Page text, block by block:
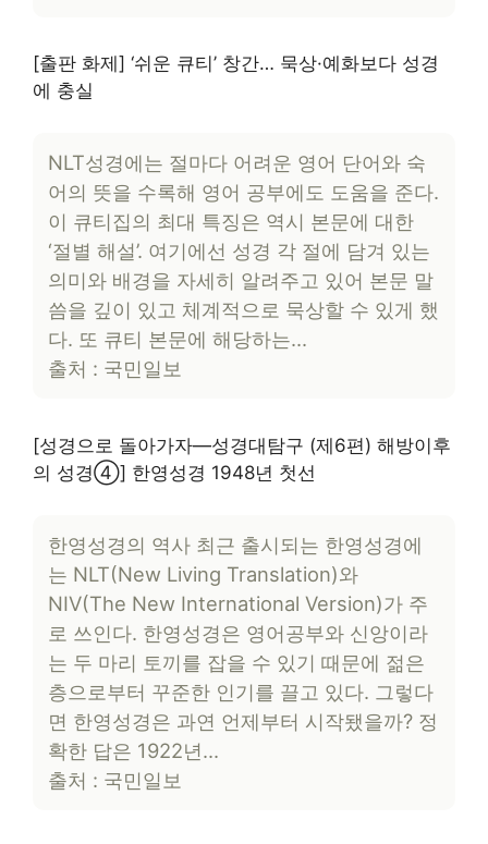
[출판 화제] ‘쉬운 큐티’ 창간… 묵상·예화보다 성경
에 충실
NLT성경에는 절마다 어려운 영어 단어와 숙
어의 뜻을 수록해 영어 공부에도 도움을 준다.
이 큐티집의 최대 특징은 역시 본문에 대한
‘절별 해설’. 여기에선 성경 각 절에 담겨 있는
의미와 배경을 자세히 알려주고 있어 본문 말
씀을 깊이 있고 체계적으로 묵상할 수 있게 했
다. 또 큐티 본문에 해당하는…
출처 : 국민일보
[성경으로 돌아가자―성경대탐구 (제6편) 해방이후
의 성경④] 한영성경 1948년 첫선
한영성경의 역사 최근 출시되는 한영성경에
는 NLT(New Living Translation)와
NIV(The New International Version)가 주
로 쓰인다. 한영성경은 영어공부와 신앙이라
는 두 마리 토끼를 잡을 수 있기 때문에 젊은
층으로부터 꾸준한 인기를 끌고 있다. 그렇다
면 한영성경은 과연 언제부터 시작됐을까? 정
확한 답은 1922년…
출처 : 국민일보